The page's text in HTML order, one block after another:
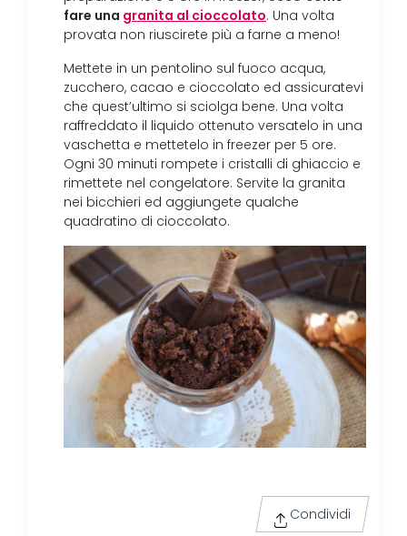
fare una granita al cioccolato. Una volta
provata non riuscirete più a farne a meno!
Mettete in un pentolino sul fuoco acqua,
zucchero, cacao e cioccolato ed assicuratevi
che quest’ultimo si sciolga bene. Una volta
raffreddato il liquido ottenuto versatelo in una
vaschetta e mettetelo in freezer per 5 ore.
Ogni 30 minuti rompete i cristalli di ghiaccio e
rimettete nel congelatore. Servite la granita
nei bicchieri ed aggiungete qualche
quadratino di cioccolato.
Condividi